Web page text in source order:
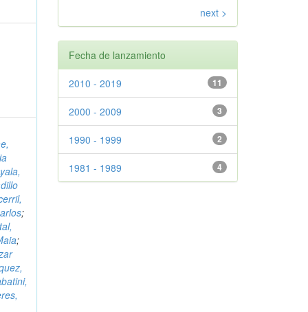
;
;
next >
Fecha de lanzamiento
11
2010 - 2019
3
2000 - 2009
2
1990 - 1999
4
1981 - 1989